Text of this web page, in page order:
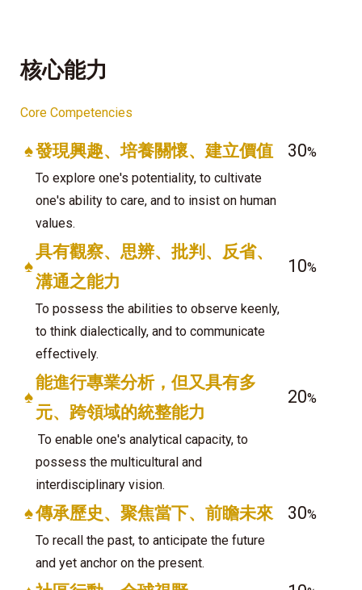
核心能力
Core Competencies
♠發現興趣、培養關懷、建立價值 30%
To explore one's potentiality, to cultivate
one's ability to care, and to insist on human
values.
♠
具有觀察、思辨、批判、反省、
溝通之能力
10%
To possess the abilities to observe keenly,
to think dialectically, and to communicate
effectively.
♠
能進行專業分析，但又具有多
元、跨領域的統整能力
20%
To enable one's analytical capacity, to
possess the multicultural and
interdisciplinary vision.
♠傳承歷史、聚焦當下、前瞻未來 30%
To recall the past, to anticipate the future
and yet anchor on the present.